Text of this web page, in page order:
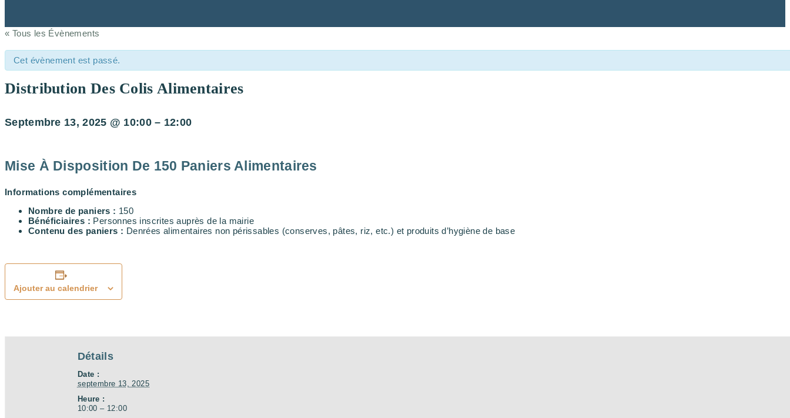
« Tous les Évènements
Cet évènement est passé.
Distribution Des Colis Alimentaires
Septembre 13, 2025 @ 10:00– 12:00
Mise À Disposition De 150 Paniers Alimentaires
Informations complémentaires
Nombre de paniers : 150
Bénéficiaires : Personnes inscrites auprès de la mairie
Contenu des paniers : Denrées alimentaires non périssables (conserves, pâtes, riz, etc.) et produits d’hygiène de base
Ajouter au calendrier
Détails
Date :
septembre 13, 2025
Heure :
10:00 – 12:00